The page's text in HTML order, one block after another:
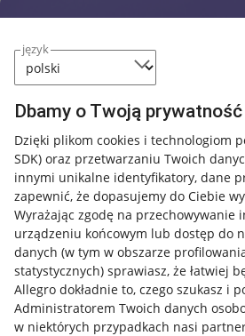
język
Dbamy o Twoją prywatność
Dzięki plikom cookies i technologiom
SDK) oraz przetwarzaniu Twoich
innymi unikalne identyfikatory, dane
zapewnić, że dopasujemy do Ciebie
Wyrażając zgodę na przechowywanie
urządzeniu końcowym lub dostęp do
danych (w tym w obszarze
statystycznych) sprawiasz, że łatwiej
Allegro dokładnie to, czego szukasz i
Administratorem Twoich danych
w niektórych przypadkach nasi